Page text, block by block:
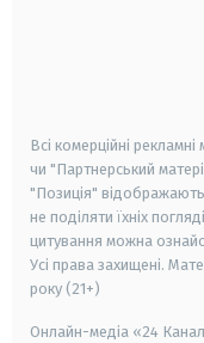
Всі комерційні
чи "Партнерський
"Позиція"
не поділяти їхніх
цитування можна
Усі права захищені.
року (21+)
Онлайн-медіа «24